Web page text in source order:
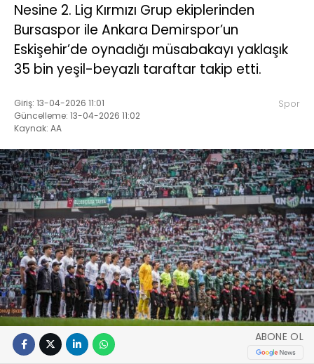
Nesine 2. Lig Kırmızı Grup ekiplerinden
Bursaspor ile Ankara Demirspor’un
Eskişehir’de oynadığı müsabakayı yaklaşık
35 bin yeşil-beyazlı taraftar takip etti.
Giriş: 13-04-2026 11:01
Güncelleme: 13-04-2026 11:02
Kaynak: AA
Spor
ABONE OL